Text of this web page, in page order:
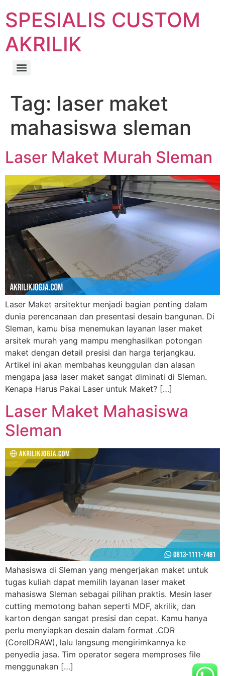
SPESIALIS CUSTOM
AKRILIK
Tag: laser maket
mahasiswa sleman
Laser Maket Murah Sleman
Laser Maket arsitektur menjadi bagian penting dalam
dunia perencanaan dan presentasi desain bangunan. Di
Sleman, kamu bisa menemukan layanan laser maket
arsitek murah yang mampu menghasilkan potongan
maket dengan detail presisi dan harga terjangkau.
Artikel ini akan membahas keunggulan dan alasan
mengapa jasa laser maket sangat diminati di Sleman.
Kenapa Harus Pakai Laser untuk Maket? […]
Laser Maket Mahasiswa
Sleman
Mahasiswa di Sleman yang mengerjakan maket untuk
tugas kuliah dapat memilih layanan laser maket
mahasiswa Sleman sebagai pilihan praktis. Mesin laser
cutting memotong bahan seperti MDF, akrilik, dan
karton dengan sangat presisi dan cepat. Kamu hanya
perlu menyiapkan desain dalam format .CDR
(CorelDRAW), lalu langsung mengirimkannya ke
penyedia jasa. Tim operator segera memproses file
menggunakan […]